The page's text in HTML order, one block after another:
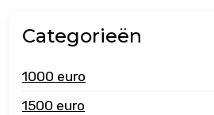
Categorieën
1000 euro
1500 euro